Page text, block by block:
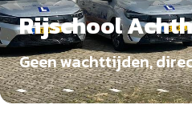
Rijschool
Geen wachttijden,